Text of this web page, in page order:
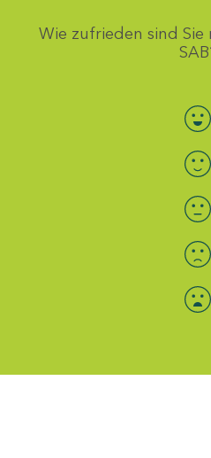
Wie zufrieden sind